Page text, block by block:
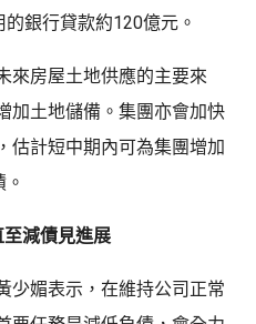
銀行貸款約120億元。
來房屋土地供應的主要來
加土地儲備。集團亦會加快
估計短中期內可為集團增加
減債見進展
少媚表示，在維持公司正常